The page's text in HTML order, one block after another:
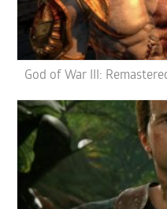
God of War III: